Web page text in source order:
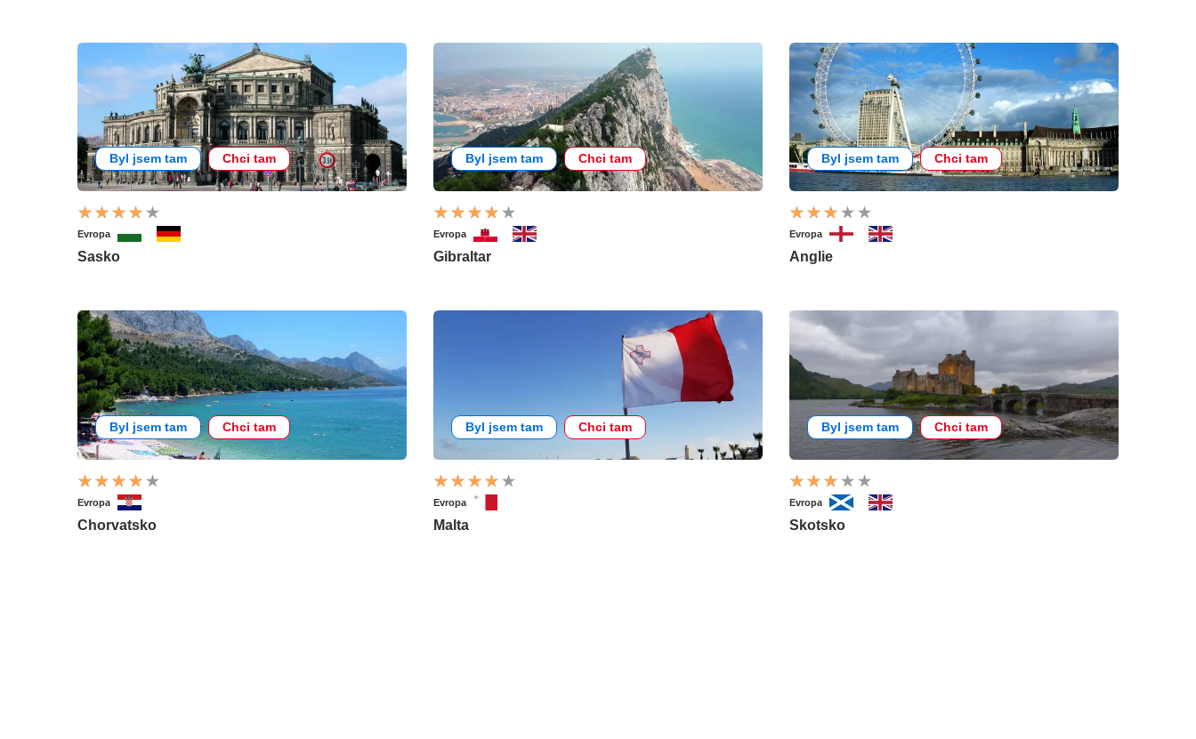
Byl jsem tam Chci tam
Evropa
Sasko
Byl jsem tam Chci tam
Evropa
Gibraltar
Byl jsem tam Chci tam
Evropa
Anglie
Byl jsem tam Chci tam
Evropa
Chorvatsko
Byl jsem tam Chci tam
Evropa
Malta
Byl jsem tam Chci tam
Evropa
Skotsko